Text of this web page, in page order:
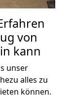
von
kann
unser
alles zu
können.